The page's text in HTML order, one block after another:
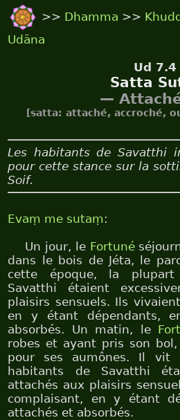
>> Dhamma >>
Udāna
Ud 7.4
Satta
—
[satta: attaché, accroché,
Les habitants de Savatthi
pour cette stance sur la
Soif.
Evaṃ me sutaṃ :
Un jour, le Fortuné
dans le bois de Jéta, le
cette époque, la
Savatthi étaient
plaisirs sensuels. Ils
en y étant dépendants,
absorbés. Un matin, le
robes et ayant pris son
pour ses aumônes. Il vit
habitants de Savatthi
attachés aux plaisirs
complaisant, en y étant
attachés et absorbés.